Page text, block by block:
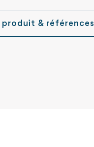
produit & références